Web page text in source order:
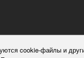
cookie-файлы и